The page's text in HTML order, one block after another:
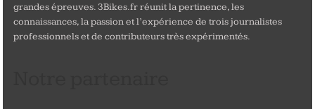
grandes épreuves. 3Bikes.fr réunit la pertinence, les
connaissances, la passion et l’expérience de trois journalistes
professionnels et de contributeurs très expérimentés.